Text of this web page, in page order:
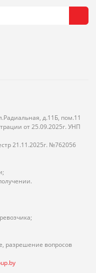
д.11Б, пом.11
от 25.09.2025г. УНП
21.11.2025г. №762056
разрешение вопросов